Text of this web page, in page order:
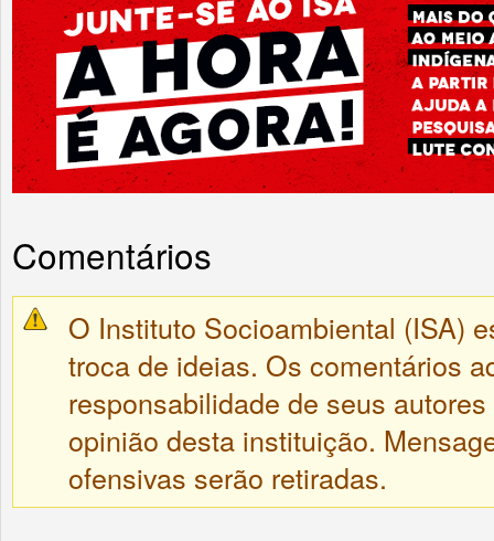
Comentários
O Instituto Socioambiental (ISA)
troca de ideias. Os comentários
responsabilidade de seus
opinião desta instituição.
ofensivas serão retiradas.